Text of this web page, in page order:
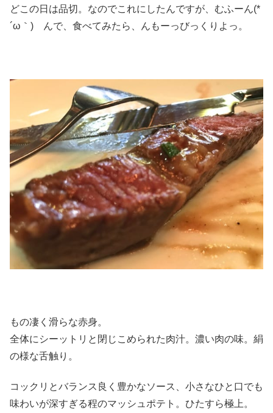
どこの日は品切。なのでこれにしたんですが、むふーん(*
´ω｀) んで、食べてみたら、んもーっびっくりよっ。
もの凄く滑らな赤身。
全体にシーットリと閉じこめられた肉汁。濃い肉の味。絹
の様な舌触り。
コックリとバランス良く豊かなソース、小さなひと口でも
味わいが深すぎる程のマッシュポテト。ひたすら極上。